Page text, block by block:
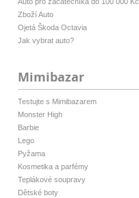
Zboží Auto
Ojetá Škoda Octavia
Jak vybrat auto?
Mimibazar
Testujte s Mimibazarem
Monster High
Barbie
Lego
Pyžama
Kosmetika a parfémy
Teplákové soupravy
Dětské boty